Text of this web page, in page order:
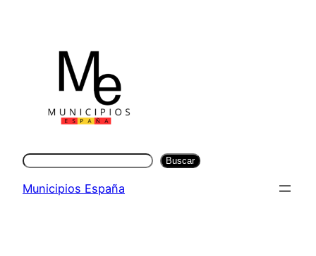
contenido
Buscar Buscar
Municipios España